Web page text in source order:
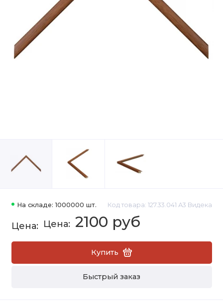
На складе: 1000000 шт. Код товара: 127.33.041 А3 Видека
2100 руб
Купить
Быстрый заказ